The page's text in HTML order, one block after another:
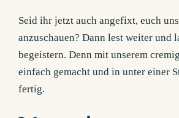
Seid ihr jetzt auch angefixt, euch
anzuschauen? Dann lest weiter und
begeistern. Denn mit unserem
einfach gemacht und in unter einer
fertig.